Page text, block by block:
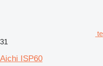
31
Aichi ISP60